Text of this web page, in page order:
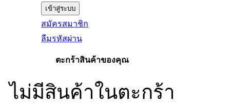
สมัครสมาชิก
ลืมรหัสผ่าน
ตะกร้าสินค้าของคุณ
ไม่มีสินค้าในตะกร้า